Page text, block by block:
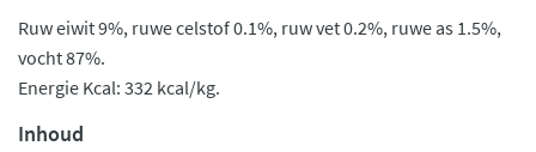
Ruw eiwit 9%, ruwe celstof 0.1%, ruw vet 0.2%, ruwe as 1.5%,
vocht 87%.
Energie Kcal: 332 kcal/kg.
Inhoud